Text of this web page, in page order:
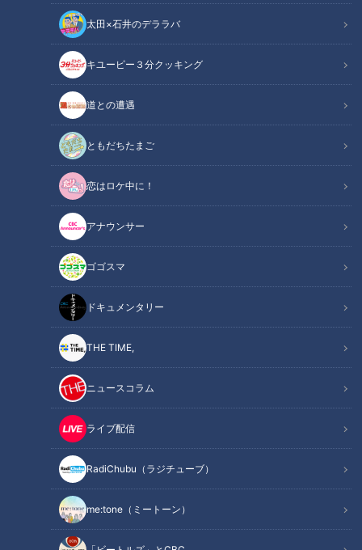
太田×石井のデララバ
キユーピー３分クッキング
道との遭遇
ともだちたまご
恋はロケ中に！
アナウンサー
ゴゴスマ
ドキュメンタリー
THE TIME,
ニュースコラム
ライブ配信
RadiChubu（ラジチューブ）
me:tone（ミートーン）
「サンデードラゴンズ」より福永裕基選手(C)CBCテレビ
この記事の画像（全7枚）
記事に戻る
この記事を見たあなたへのおすすめ
「電話が長いんすよ」川上憲伸
が明かす井端弘和との特別な絆